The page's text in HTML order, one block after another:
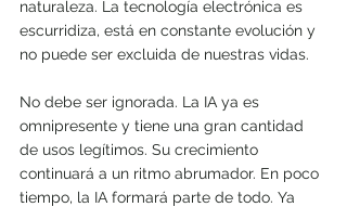
naturaleza. La tecnología electrónica es
escurridiza, está en constante evolución y
no puede ser excluida de nuestras vidas.
No debe ser ignorada. La IA ya es
omnipresente y tiene una gran cantidad
de usos legítimos. Su crecimiento
continuará a un ritmo abrumador. En poco
tiempo, la IA formará parte de todo. Ya